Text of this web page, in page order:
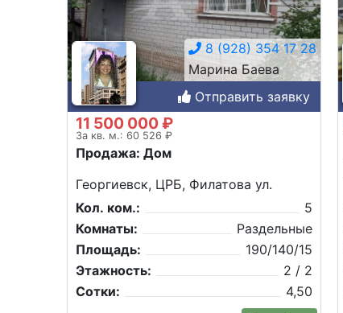
8 (928) 354 17 28
Марина Баева
Отправить заявку
11 500 000 ₽
За кв. м.: 60 526 ₽
Продажа: Дом
Георгиевск, ЦРБ, Филатова ул.
Кол. ком.:
5
Комнаты:
Раздельные
Площадь:
190/140/15
Этажность:
2 / 2
Сотки:
4,50